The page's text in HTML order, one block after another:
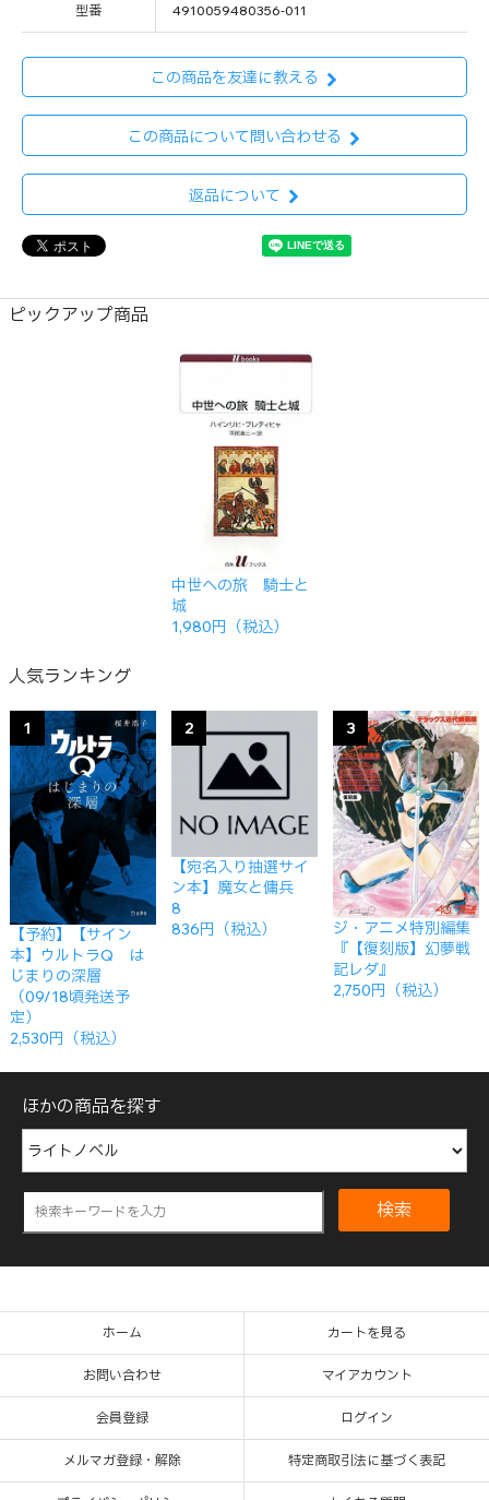
型番 4910059480356-011
この商品を友達に教える
この商品について問い合わせる
返品について
ピックアップ商品
中世への旅 騎士と
城
1,980円（税込）
人気ランキング
1
【予約】【サイン
本】ウルトラQ は
じまりの深層
（09/18頃発送予
定）
2,530円（税込）
2
【宛名入り抽選サイ
ン本】魔女と傭兵
8
836円（税込）
3
ジ・アニメ特別編集
『【復刻版】幻夢戦
記レダ』
2,750円（税込）
ほかの商品を探す
検索
ホーム カートを見る
お問い合わせ マイアカウント
会員登録 ログイン
メルマガ登録・解除 特定商取引法に基づく表記